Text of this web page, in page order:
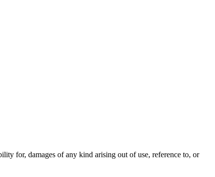
for, damages of any kind arising out of use, reference to, or